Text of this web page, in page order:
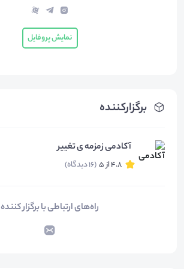
برگزارکننده
آکادمی زمزمه ی تغییر
4.8 از 5 (16 دیدگاه)
راه‌های ارتباطی با برگزار کننده
نمایش پروفایل